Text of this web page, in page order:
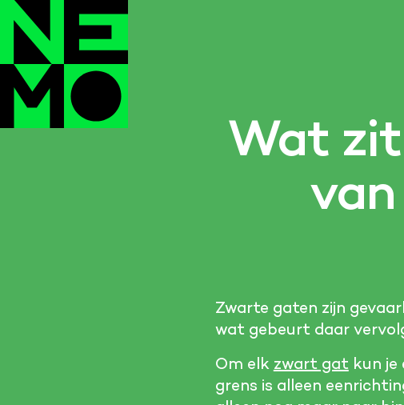
Wat
Zwarte gaten zijn
wat gebeurt daar
Om elk zwart gatkun je
grens is alleen